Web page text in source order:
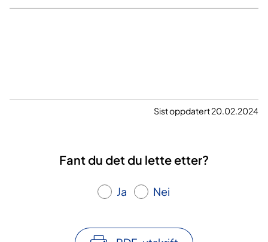
Sist oppdatert 20.02.2024
Fant du det du lette etter?
Ja Nei